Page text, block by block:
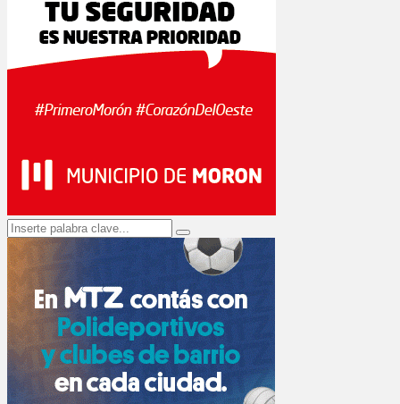
Search
for:
Search